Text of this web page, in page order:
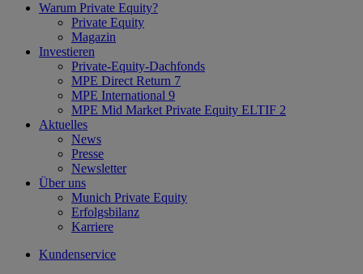
Warum Private Equity?
Private Equity
Magazin
Investieren
Private-Equity-Dachfonds
MPE Direct Return 7
MPE International 9
MPE Mid Market Private Equity ELTIF 2
Aktuelles
News
Presse
Newsletter
Über uns
Munich Private Equity
Erfolgsbilanz
Karriere
Kundenservice